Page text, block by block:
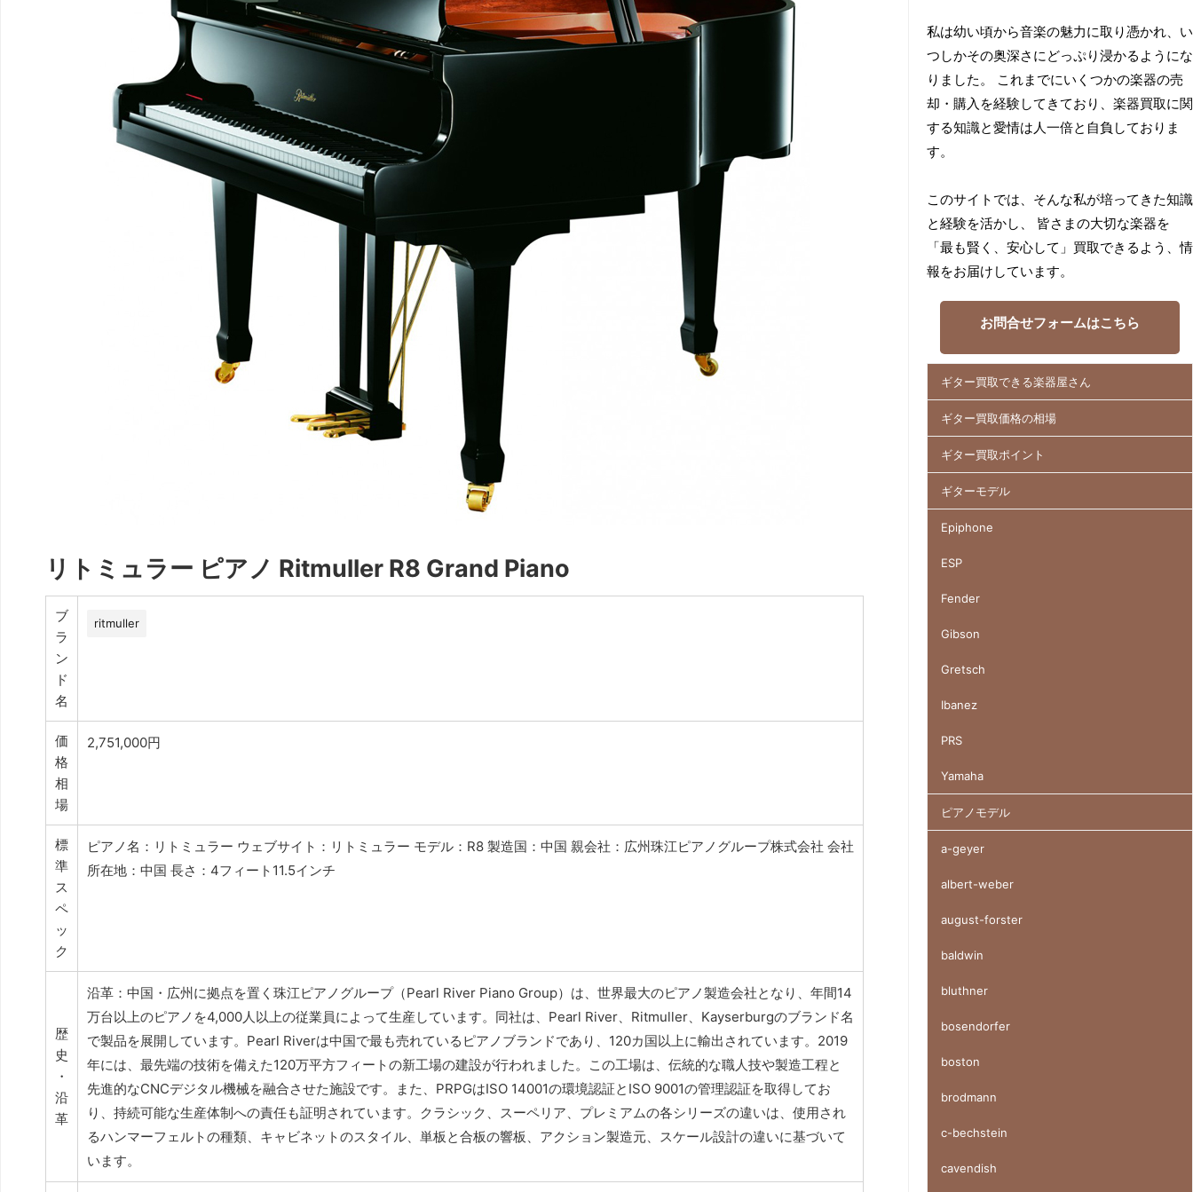
リトミュラー ピアノ Ritmuller R8 Grand Piano
ブ
ラ
ン
ド
名
ritmuller
価
格
相
場
2,751,000円
標
準
ス
ペ
ッ
ク
ピアノ名：リトミュラー ウェブサイト：リトミュラー モデル：R8 製造国：中国 親会社：広州珠江ピアノグループ株式会社 会社
所在地：中国 長さ：4フィート11.5インチ
歴
史
・
沿
革
沿革：中国・広州に拠点を置く珠江ピアノグループ（Pearl River Piano Group）は、世界最大のピアノ製造会社となり、年間14
万台以上のピアノを4,000人以上の従業員によって生産しています。同社は、Pearl River、Ritmuller、Kayserburgのブランド名
で製品を展開しています。Pearl Riverは中国で最も売れているピアノブランドであり、120カ国以上に輸出されています。2019
年には、最先端の技術を備えた120万平方フィートの新工場の建設が行われました。この工場は、伝統的な職人技や製造工程と
先進的なCNCデジタル機械を融合させた施設です。また、PRPGはISO 14001の環境認証とISO 9001の管理認証を取得してお
り、持続可能な生産体制への責任も証明されています。クラシック、スーペリア、プレミアムの各シリーズの違いは、使用され
るハンマーフェルトの種類、キャビネットのスタイル、単板と合板の響板、アクション製造元、スケール設計の違いに基づいて
います。
私は幼い頃から音楽の魅力に取り憑かれ、い
つしかその奥深さにどっぷり浸かるようにな
りました。 これまでにいくつかの楽器の売
却・購入を経験してきており、楽器買取に関
する知識と愛情は人一倍と自負しておりま
す。
このサイトでは、そんな私が培ってきた知識
と経験を活かし、 皆さまの大切な楽器を
「最も賢く、安心して」買取できるよう、情
報をお届けしています。
お問合せフォームはこちら
ギター買取できる楽器屋さん
ギター買取価格の相場
ギター買取ポイント
ギターモデル
Epiphone
ESP
Fender
Gibson
Gretsch
Ibanez
PRS
Yamaha
ピアノモデル
a-geyer
albert-weber
august-forster
baldwin
bluthner
bosendorfer
boston
brodmann
c-bechstein
cavendish